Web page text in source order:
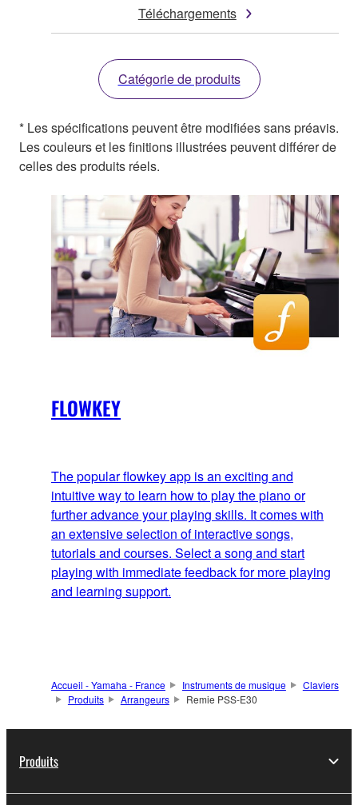
Téléchargements
Catégorie de produits
* Les spécifications peuvent être modifiées sans préavis.
Les couleurs et les finitions illustrées peuvent différer de
celles des produits réels.
FLOWKEY
The popular flowkey app is an exciting and
intuitive way to learn how to play the piano or
further advance your playing skills. It comes with
an extensive selection of interactive songs,
tutorials and courses. Select a song and start
playing with immediate feedback for more playing
and learning support.
Accueil - Yamaha - France Instruments de musique
Claviers
Produits
Arrangeurs Remie PSS-E30
Produits